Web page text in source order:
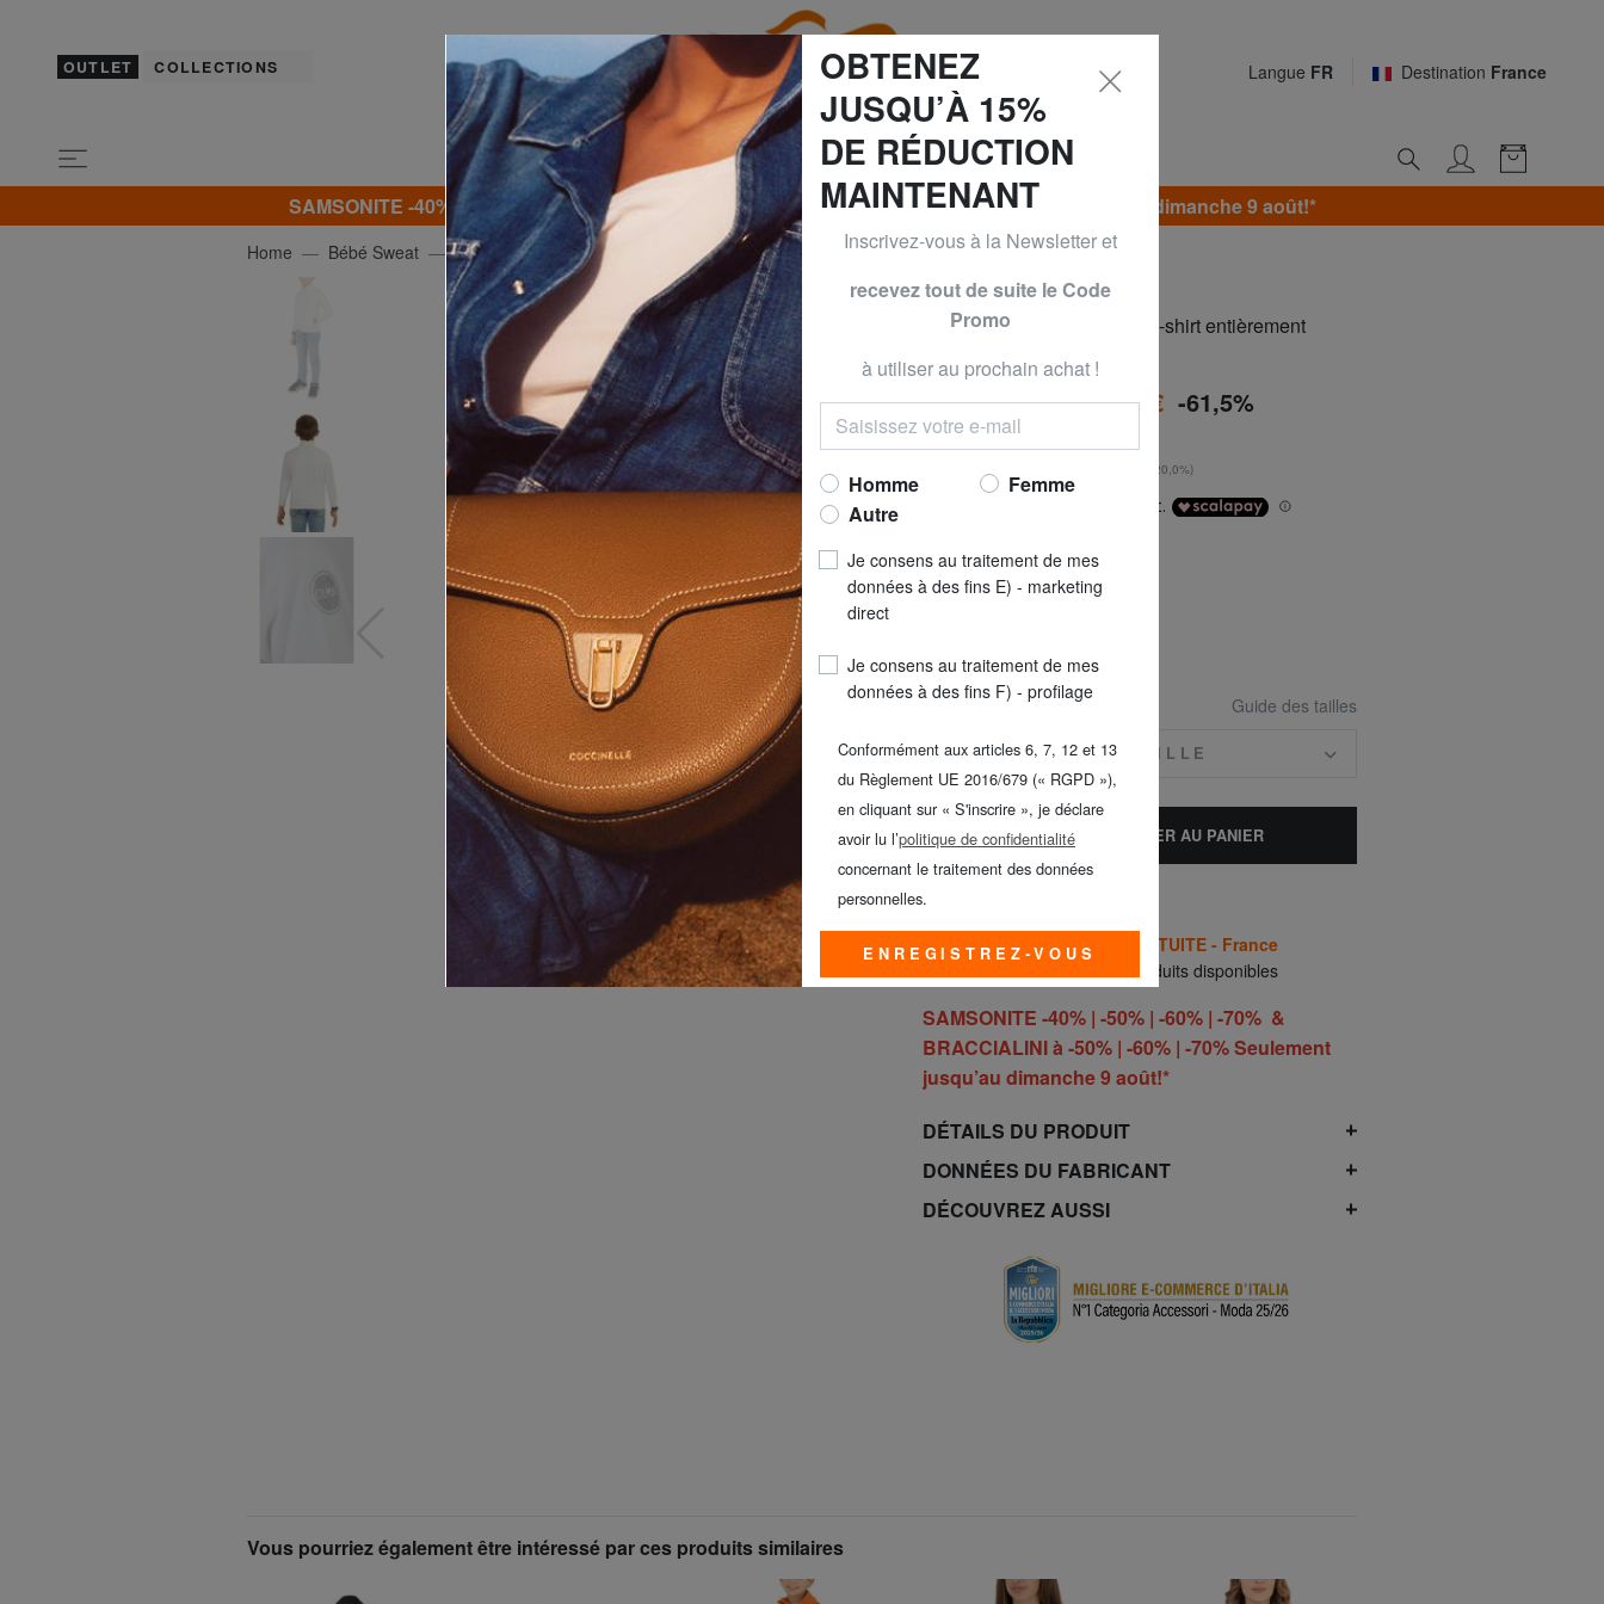
OUTLET COLLECTIONS Langue FR Destination France
SAMSONITE -40% | -50% | -60% | -70% & BRACCIALINI à -50% | -60% | -70% Seulement jusqu’au dimanche 9 août!*
Home Bébé Sweat COLMAR
COLMAR
CONNECTIVE KIDS Sweat-shirt entièrement
zippé
Maintenant à 41,99 € -61,5%
prix conseillé
: 34,99 € (+20,0%)
TAILLE: 8a
COULEUR: blanc
Guide des tailles
CHOISISSEZ LA TAILLE
AJOUTER AU PANIER
LIVRAISON GRATUITE - France
Seulement 3 produits disponibles
SAMSONITE -40% | -50% | -60% | -70% &
BRACCIALINI à -50% | -60% | -70% Seulement
jusqu’au dimanche 9 août!*
DÉTAILS DU PRODUIT
DONNÉES DU FABRICANT
DÉCOUVREZ AUSSI
Vous pourriez également être intéressé par ces produits similaires
OBTENEZ
JUSQU’À 15%
DE RÉDUCTION
MAINTENANT
Inscrivez-vous à la Newsletter et
recevez tout de suite le Code
Promo
à utiliser au prochain achat !
Homme
Femme
Autre
Je consens au traitement de mes
données à des fins E) - marketing
direct
Je consens au traitement de mes
données à des fins F) - profilage
Conformément aux articles 6, 7, 12 et 13
du Règlement UE 2016/679 (« RGPD »),
en cliquant sur « S'inscrire », je déclare
avoir lu l’politique de confidentialité
concernant le traitement des données
personnelles.
ENREGISTREZ-VOUS